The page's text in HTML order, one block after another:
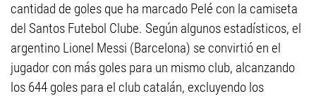
cantidad de goles que ha marcado Pelé con la camiseta
del Santos Futebol Clube. Según algunos estadísticos, el
argentino Lionel Messi (Barcelona) se convirtió en el
jugador con más goles para un mismo club, alcanzando
los 644 goles para el club catalán, excluyendo los